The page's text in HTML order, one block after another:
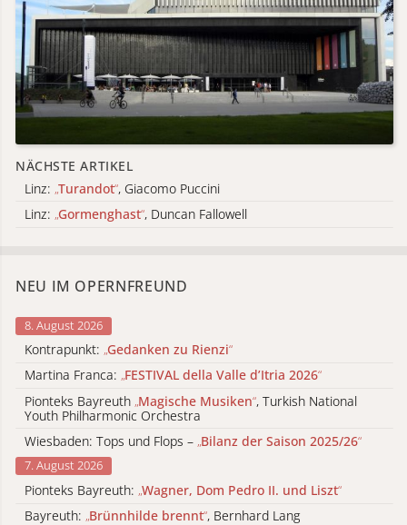
NÄCHSTE ARTIKEL
Linz: „Turandot“, Giacomo Puccini
Linz: „Gormenghast“, Duncan Fallowell
NEU IM OPERNFREUND
8. August 2026
Kontrapunkt: „Gedanken zu Rienzi“
Martina Franca: „FESTIVAL della Valle d’Itria 2026“
Pionteks Bayreuth „Magische Musiken“, Turkish National
Youth Philharmonic Orchestra
Wiesbaden: Tops und Flops – „Bilanz der Saison 2025/26“
7. August 2026
Pionteks Bayreuth: „Wagner, Dom Pedro II. und Liszt“
Bayreuth: „Brünnhilde brennt“, Bernhard Lang